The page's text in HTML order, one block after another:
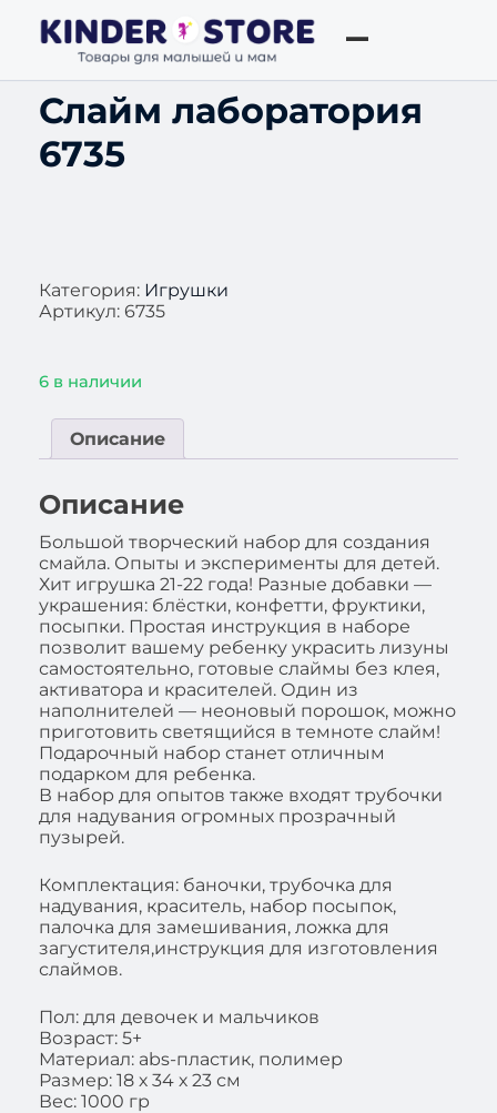
Слайм лаборатория
6735
Категория: Игрушки
Артикул: 6735
6 в наличии
Описание
Описание
Большой творческий набор для создания
смайла. Опыты и эксперименты для детей.
Хит игрушка 21-22 года! Разные добавки —
украшения: блёстки, конфетти, фруктики,
посыпки. Простая инструкция в наборе
позволит вашему ребенку украсить лизуны
самостоятельно, готовые слаймы без клея,
активатора и красителей. Один из
наполнителей — неоновый порошок, можно
приготовить светящийся в темноте слайм!
Подарочный набор станет отличным
подарком для ребенка.
В набор для опытов также входят трубочки
для надувания огромных прозрачный
пузырей.
Комплектация: баночки, трубочка для
надувания, краситель, набор посыпок,
палочка для замешивания, ложка для
загустителя,инструкция для изготовления
слаймов.
Пол: для девочек и мальчиков
Возраст: 5+
Материал: abs-пластик, полимер
Размер: 18 х 34 х 23 см
Вес: 1000 гр